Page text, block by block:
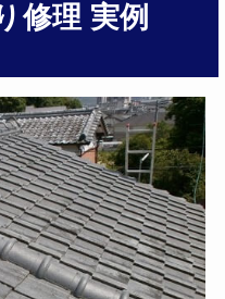
修理 実例